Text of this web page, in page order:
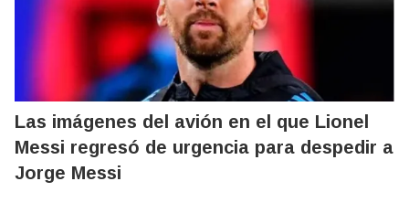
Las imágenes del avión en el que Lionel
Messi regresó de urgencia para despedir a
Jorge Messi